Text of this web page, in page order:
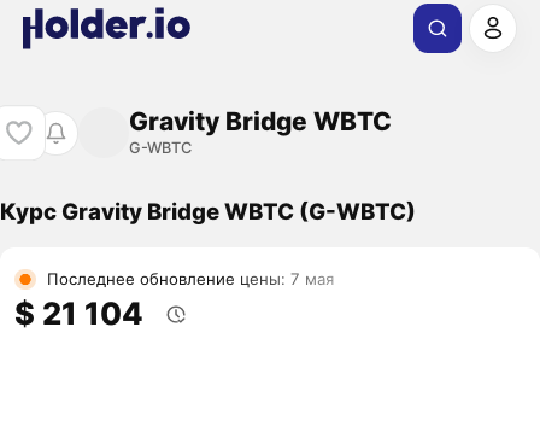
Gravity Bridge WBTC
G-WBTC
Курс Gravity Bridge WBTC (G-WBTC)
Последнее обновление цены: 7 мая
$ 21 104